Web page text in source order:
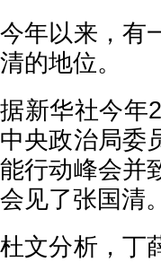
今年以来，有
清的地位。
据新华社今年
中央政治局委
能行动峰会并
会见了张国清。
杜文分析，丁